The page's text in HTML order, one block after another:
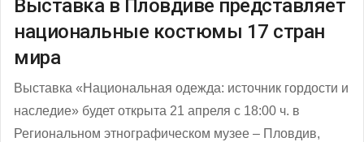
Выставка в Пловдиве представляет
национальные костюмы 17 стран
мира
Выставка «Национальная одежда: источник гордости и
наследие» будет открыта 21 апреля с 18:00 ч. в
Региональном этнографическом музее – Пловдив,